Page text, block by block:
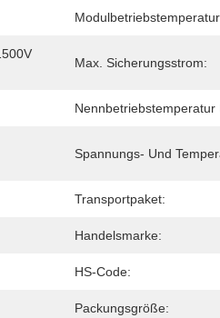
Max. Sicherungsstrom:
Nennbetriebstemperatur
Spannungs- Und
Transportpaket:
Handelsmarke:
HS-Code:
Packungsgröße: